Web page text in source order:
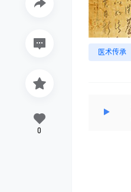
医术传承
0